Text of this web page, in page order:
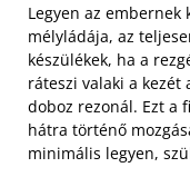
Legyen az embernek
mélyládája, az
készülékek, ha a
ráteszi valaki a kezét
doboz rezonál. Ezt a
hátra történő
minimális legyen,